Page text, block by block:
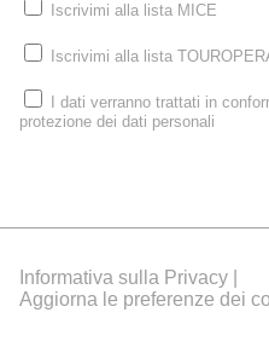
Iscrivimi alla lista MICE
Iscrivimi alla lista
I dati verranno trattati in
protezione dei dati personali
Informativa sulla Privacy |
Aggiorna le preferenze dei